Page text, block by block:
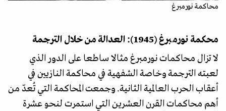
محاكمة نورمبرغ
محكمة نورمبرغ (1945): العدالة من خلال الترجمة
لا تزال محاكمات نورمبرغ مثالا ساطعا على الدور الذي
لعبته الترجمة وخاصة الشفهية في محاكمة النازيين في
أعقاب الحرب العالمية الثانية. وجمعت المحاكمة التي تُعدّ من
أهم محاكمات القرن العشرين التي استمرت لنحو عشرة